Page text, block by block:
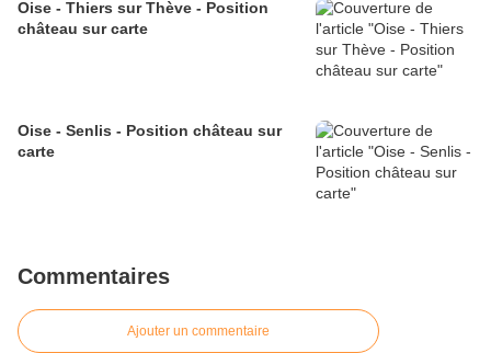
Oise - Thiers sur Thève - Position
château sur carte
Oise - Senlis - Position château sur
carte
Commentaires
Ajouter un commentaire